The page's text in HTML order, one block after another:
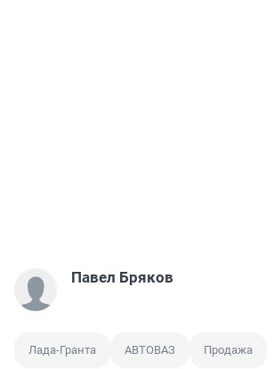
Павел Бряков
Лада-Гранта АВТОВАЗ Продажа